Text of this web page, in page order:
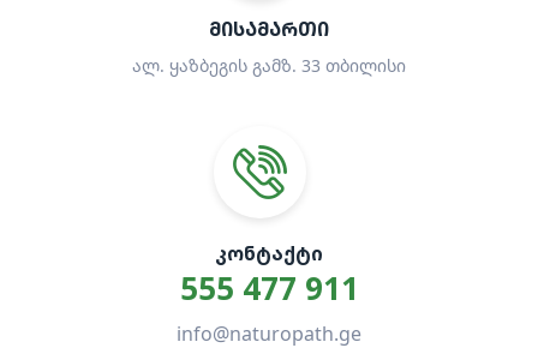
ᲛᲘᲡᲐᲛᲐᲠᲗᲘ
ალ. ყაზბეგის გამზ. 33 თბილისი
ᲙᲝᲜᲢᲐᲥᲢᲘ
555 477 911
info@naturopath.ge